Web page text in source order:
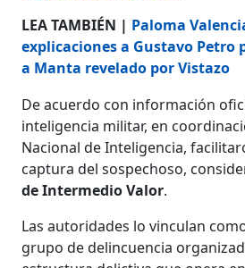
LEA TAMBIÉN | Paloma
explicaciones a Gustavo Petro
a Manta revelado por Vistazo
De acuerdo con información
inteligencia militar, en
Nacional de Inteligencia,
captura del sospechoso,
de Intermedio Valor.
Las autoridades lo vinculan
grupo de delincuencia